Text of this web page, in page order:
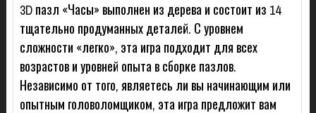
3D пазл «Часы» выполнен из дерева и состоит из 14
тщательно продуманных деталей. С уровнем
сложности «легко», эта игра подходит для всех
возрастов и уровней опыта в сборке пазлов.
Независимо от того, являетесь ли вы начинающим или
опытным головоломщиком, эта игра предложит вам